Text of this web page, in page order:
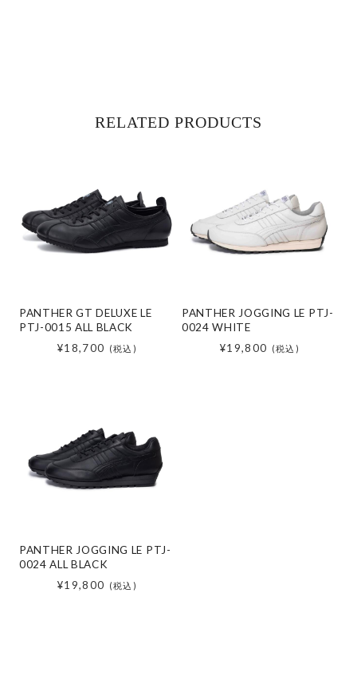
RELATED PRODUCTS
PANTHER GT DELUXE LE
PTJ-0015 ALL BLACK
¥18,700
(税込)
PANTHER JOGGING LE PTJ-
0024 WHITE
¥19,800
(税込)
PANTHER JOGGING LE PTJ-
0024 ALL BLACK
¥19,800
(税込)